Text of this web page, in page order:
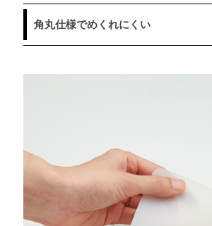
角丸仕様でめくれにくい